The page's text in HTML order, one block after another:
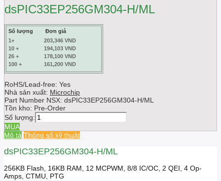
dsPIC33EP256GM304-H/ML
Số lượng
Đơn giá
1+
203,346 VND
10 +
194,103 VND
26 +
178,100 VND
100 +
161,200 VND
RoHS/Lead-free: Yes
Nhà sản xuất: Microchip
Part Number NSX: dsPIC33EP256GM304-H/ML
Tồn kho: Pre-Order
Số lượng:
MUA
Mô tả Thông số kỹ thuật
dsPIC33EP256GM304-H/ML
256KB Flash, 16KB RAM, 12 MCPWM, 8/8 IC/OC, 2 QEI, 4 Op-
Amps, CTMU, PTG